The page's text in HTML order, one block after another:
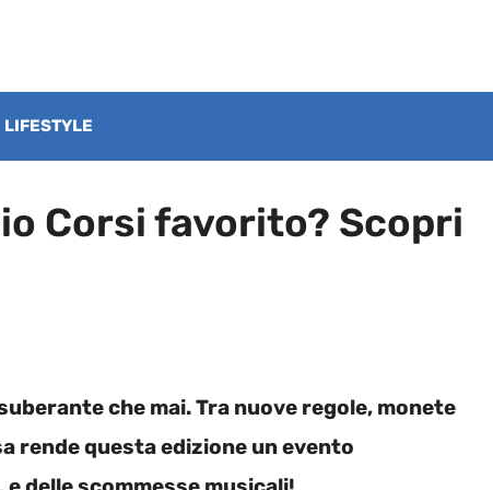
LIFESTYLE
Corsi favorito? Scopri
che mai. Tra nuove regole, monete
rende questa edizione un evento